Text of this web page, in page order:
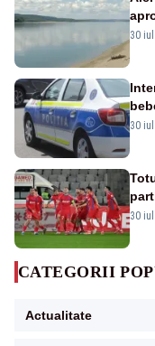
la
30
din
30
30
CATEGORII
Actualitate